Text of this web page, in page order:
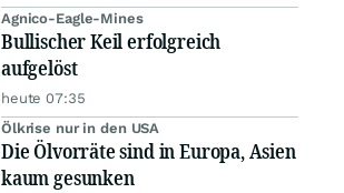
Agnico-Eagle-Mines
Bullischer Keil erfolgreich
aufgelöst
heute 07:35
Ölkrise nur in den USA
Die Ölvorräte sind in Europa, Asien
kaum gesunken